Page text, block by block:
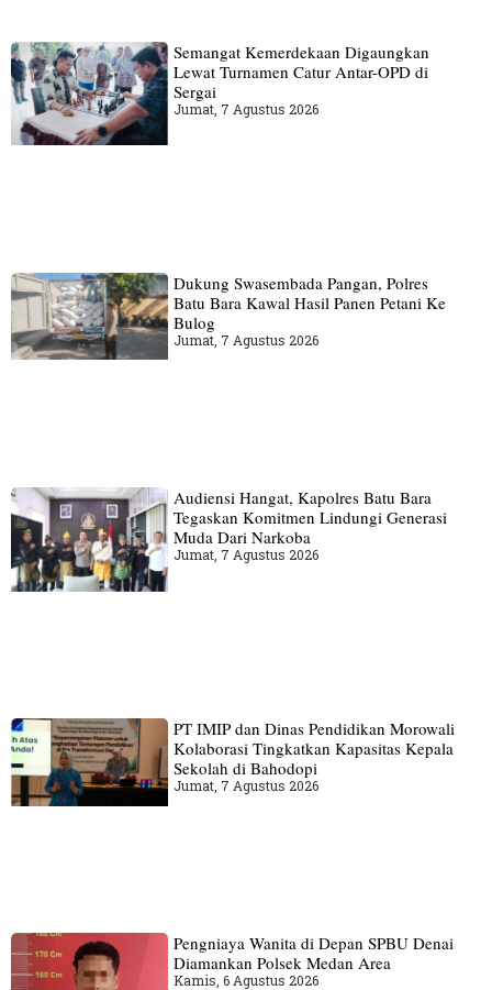
Semangat Kemerdekaan Digaungkan
Lewat Turnamen Catur Antar-OPD di
Sergai
Jumat, 7 Agustus 2026
Dukung Swasembada Pangan, Polres
Batu Bara Kawal Hasil Panen Petani Ke
Bulog
Jumat, 7 Agustus 2026
Audiensi Hangat, Kapolres Batu Bara
Tegaskan Komitmen Lindungi Generasi
Muda Dari Narkoba
Jumat, 7 Agustus 2026
PT IMIP dan Dinas Pendidikan Morowali
Kolaborasi Tingkatkan Kapasitas Kepala
Sekolah di Bahodopi
Jumat, 7 Agustus 2026
Pengniaya Wanita di Depan SPBU Denai
Diamankan Polsek Medan Area
Kamis, 6 Agustus 2026